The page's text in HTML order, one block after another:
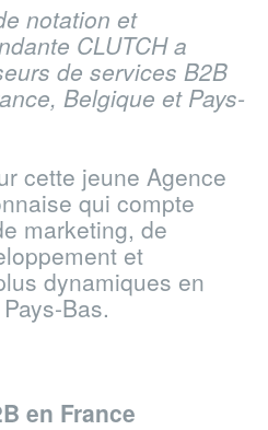
notation et
CLUTCH a
de services B2B
Belgique et Pays-
cette jeune Agence
qui compte
marketing, de
et
dynamiques en
Bas.
en France